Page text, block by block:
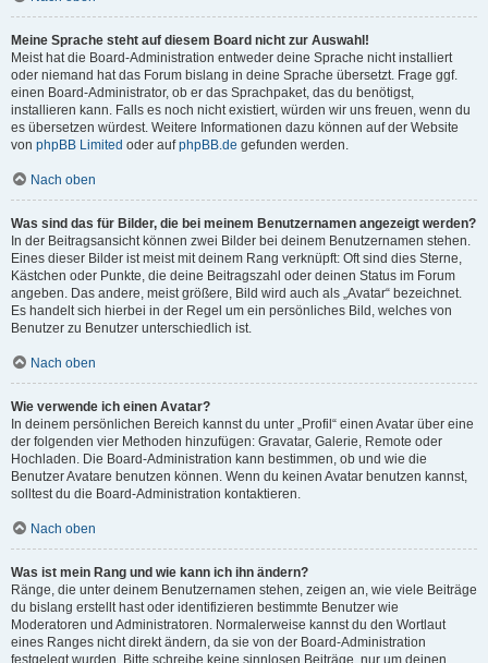
Meine Sprache steht auf diesem Board nicht zur Auswahl!
Meist hat die Board-Administration entweder deine Sprache nicht installiert
oder niemand hat das Forum bislang in deine Sprache übersetzt. Frage ggf.
einen Board-Administrator, ob er das Sprachpaket, das du benötigst,
installieren kann. Falls es noch nicht existiert, würden wir uns freuen, wenn du
es übersetzen würdest. Weitere Informationen dazu können auf der Website
von phpBB Limited oder aufphpBB.de gefunden werden.
Nach oben
Was sind das für Bilder, die bei meinem Benutzernamen angezeigt werden?
In der Beitragsansicht können zwei Bilder bei deinem Benutzernamen stehen.
Eines dieser Bilder ist meist mit deinem Rang verknüpft: Oft sind dies Sterne,
Kästchen oder Punkte, die deine Beitragszahl oder deinen Status im Forum
angeben. Das andere, meist größere, Bild wird auch als „Avatar“ bezeichnet.
Es handelt sich hierbei in der Regel um ein persönliches Bild, welches von
Benutzer zu Benutzer unterschiedlich ist.
Nach oben
Wie verwende ich einen Avatar?
In deinem persönlichen Bereich kannst du unter „Profil“ einen Avatar über eine
der folgenden vier Methoden hinzufügen: Gravatar, Galerie, Remote oder
Hochladen. Die Board-Administration kann bestimmen, ob und wie die
Benutzer Avatare benutzen können. Wenn du keinen Avatar benutzen kannst,
solltest du die Board-Administration kontaktieren.
Nach oben
Was ist mein Rang und wie kann ich ihn ändern?
Ränge, die unter deinem Benutzernamen stehen, zeigen an, wie viele Beiträge
du bislang erstellt hast oder identifizieren bestimmte Benutzer wie
Moderatoren und Administratoren. Normalerweise kannst du den Wortlaut
eines Ranges nicht direkt ändern, da sie von der Board-Administration
festgelegt wurden. Bitte schreibe keine sinnlosen Beiträge, nur um deinen